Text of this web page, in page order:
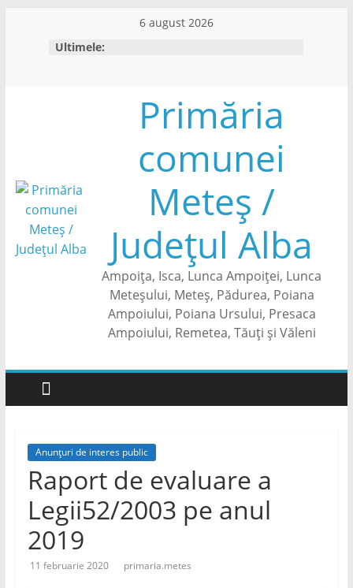
6 august 2026
Ultimele:
Primăria
comunei
Meteș /
Județul Alba
Ampoița, Isca, Lunca Ampoiței, Lunca
Meteșului, Meteș, Pădurea, Poiana
Ampoiului, Poiana Ursului, Presaca
Ampoiului, Remetea, Tăuți și Văleni
Anunțuri de interes public
Raport de evaluare a
Legii52/2003 pe anul
2019
11 februarie 2020 primaria.metes